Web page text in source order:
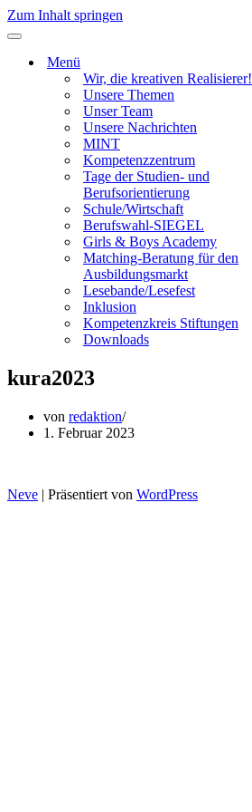
Zum Inhalt springen
Navigationsmenü
Menü
Wir, die kreativen Realisierer!
Unsere Themen
Unser Team
Unsere Nachrichten
MINT
Kompetenzzentrum
Tage der Studien- und
Berufsorientierung
Schule/Wirtschaft
Berufswahl-SIEGEL
Girls & Boys Academy
Matching-Beratung für den
Ausbildungsmarkt
Lesebande/Lesefest
Inklusion
Kompetenzkreis Stiftungen
Downloads
kura2023
von redaktion
1. Februar 2023
Neve | Präsentiert von WordPress